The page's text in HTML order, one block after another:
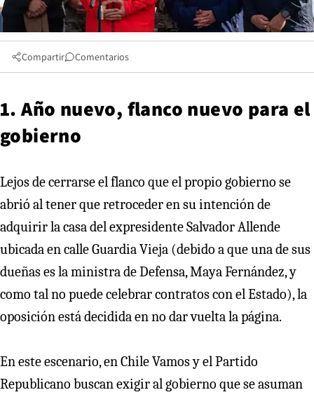
Compartir Comentarios
1. Año nuevo, flanco nuevo para el
gobierno
Lejos de cerrarse el flanco que el propio gobierno se
abrió al tener que retroceder en su intención de
adquirir la casa del expresidente Salvador Allende
ubicada en calle Guardia Vieja (debido a que una de sus
dueñas es la ministra de Defensa, Maya Fernández, y
como tal no puede celebrar contratos con el Estado), la
oposición está decidida en no dar vuelta la página.
En este escenario, en Chile Vamos y el Partido
Republicano buscan exigir al gobierno que se asuman